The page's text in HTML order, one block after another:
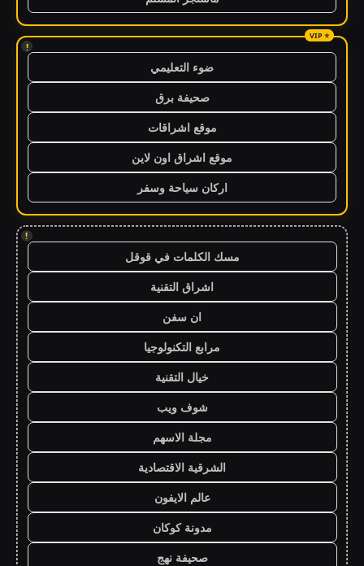
!
ضوء التعليمي
صحيفة برق
موقع اشراقات
موقع اشراق اون لاين
اركان سياحة وسفر
!
مسك الكلمات في قوقل
اشراق التقنية
ان سفن
مرابع التكنولوجيا
خيال التقنية
شوف ويب
مجلة الاسهم
الشرقية الاقتصادية
عالم الايفون
مدونة كوكان
صحيفة نهج